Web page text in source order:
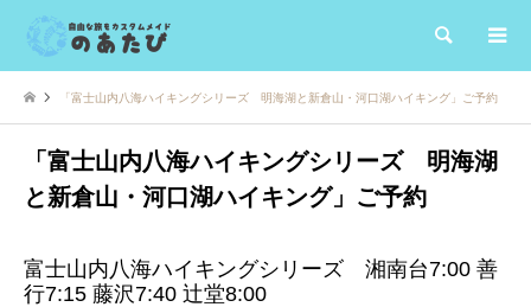
検索
「富士山内八海ハイキングシリーズ 明海湖と新倉山・河口湖ハイキング」ご予約
「富士山内八海ハイキングシリーズ 明海湖
と新倉山・河口湖ハイキング」ご予約
富士山内八海ハイキングシリーズ 湘南台7:00 善
行7:15 藤沢7:40 辻堂8:00